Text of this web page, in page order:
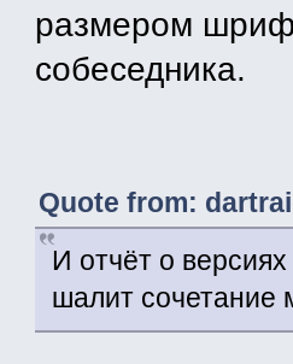
размером
собеседника.
Quote from:
И отчёт о
шалит сочетание